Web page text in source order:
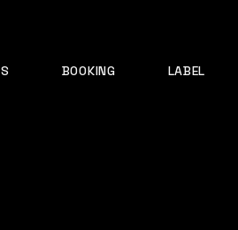
BOOKING LABEL